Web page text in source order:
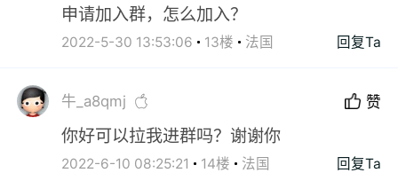
申请加入群，怎么加入？
2022-5-30 13:53:06 13楼 法国 回复Ta
牛_a8qmj 赞
你好可以拉我进群吗？谢谢你
2022-6-10 08:25:21 14楼 法国 回复Ta